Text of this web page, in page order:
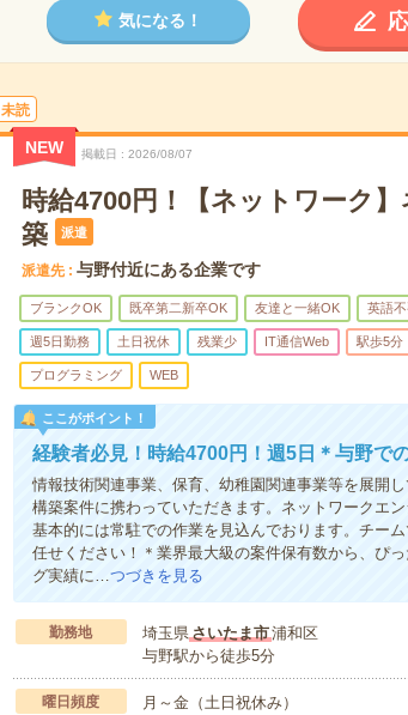
気になる！
未読
NEW 掲載日 2026/08/07
時給4700円！【ネットワーク
築
派遣
派遣先 与野付近にある企業です
ブランクOK 既卒第二新卒OK 友達と一緒OK 英語
週5日勤務 土日祝休 残業少 IT通信Web 駅歩5分
プログラミング WEB
ここがポイント！
経験者必見！時給4700円！週5日＊与野で
情報技術関連事業、保育、幼稚園関連事業等を展開
構築案件に携わっていただきます。ネットワークエ
基本的には常駐での作業を見込んでおります。チー
任せください！＊業界最大級の案件保有数から、ぴ
グ実績に…つづきを見る
勤務地 埼玉県さいたま市浦和区
与野駅から徒歩5分
曜日頻度 月～金（土日祝休み）